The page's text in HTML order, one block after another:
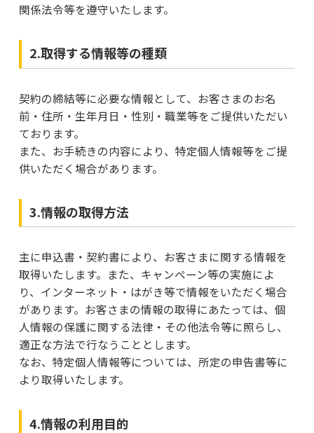
関係法令等を遵守いたします。
2.取得する情報等の種類
契約の締結等に必要な情報として、お客さまのお名
前・住所・生年月日・性別・職業等をご提供いただい
ております。
また、お手続きの内容により、特定個人情報等をご提
供いただく場合があります。
3.情報の取得方法
主に申込書・契約書により、お客さまに関する情報を
取得いたします。また、キャンペーン等の実施によ
り、インターネット・はがき等で情報をいただく場合
があります。お客さまの情報の取得にあたっては、個
人情報の保護に関する法律・その他法令等に照らし、
適正な方法で行なうこととします。
なお、特定個人情報等については、所定の申告書等に
より取得いたします。
4.情報の利用目的